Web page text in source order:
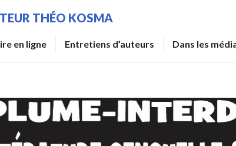
THÉO KOSMA
en ligne Entretiens d’auteurs Dans les